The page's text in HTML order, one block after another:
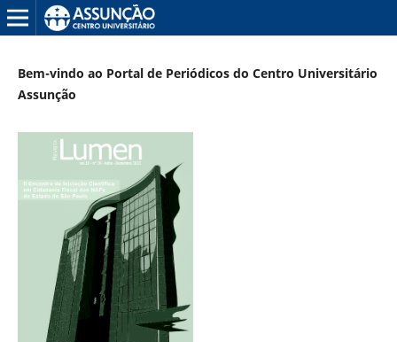
Bem-vindo ao Portal de Periódicos do Centro Universitário
Assunção